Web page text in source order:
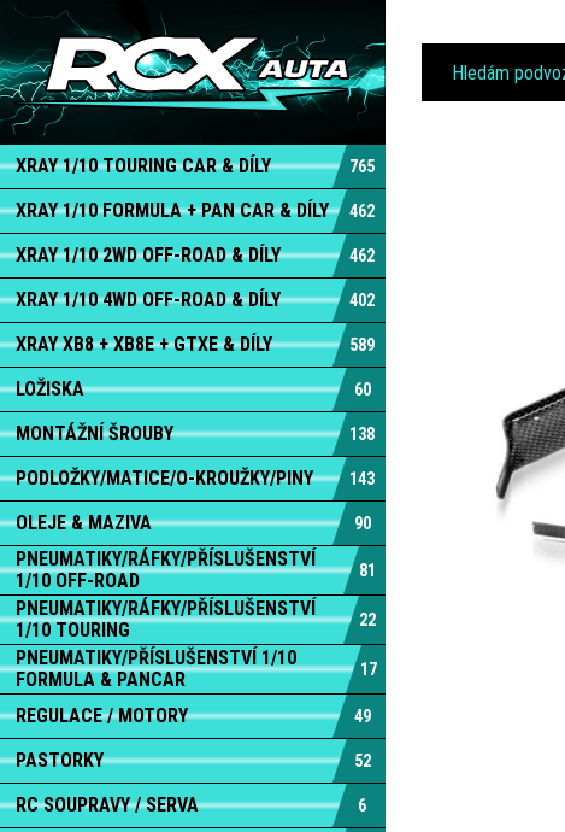
XRAY 1/10 TOURING CAR & DÍLY 765
XRAY 1/10 FORMULA + PAN CAR & DÍLY 462
XRAY 1/10 2WD OFF-ROAD & DÍLY 462
XRAY 1/10 4WD OFF-ROAD & DÍLY 402
XRAY XB8 + XB8E + GTXE & DÍLY 589
LOŽISKA 60
MONTÁŽNÍ ŠROUBY 138
PODLOŽKY/MATICE/O-KROUŽKY/PINY 143
OLEJE & MAZIVA 90
PNEUMATIKY/RÁFKY/PŘÍSLUŠENSTVÍ
1/10 OFF-ROAD
81
PNEUMATIKY/RÁFKY/PŘÍSLUŠENSTVÍ
1/10 TOURING
22
PNEUMATIKY/PŘÍSLUŠENSTVÍ 1/10
FORMULA & PANCAR
17
REGULACE / MOTORY 49
PASTORKY 52
RC SOUPRAVY / SERVA 6